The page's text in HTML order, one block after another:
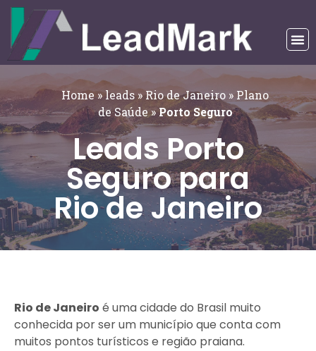
Home» leads»Rio de Janeiro » Plano
de Saúde»Porto Seguro
Leads Porto
Seguro para
Rio de Janeiro
Rio de Janeiro é uma cidade do Brasil muito
conhecida por ser um município que conta com
muitos pontos turísticos e região praiana.